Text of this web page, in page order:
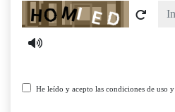
Captcha
He leído y acepto las condiciones de uso y